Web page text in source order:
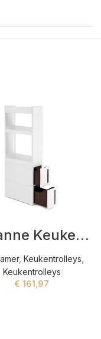
Julianne Keukentrolleys Wit
, Keukentrolleys
Keukentrolleys
€ 161,97